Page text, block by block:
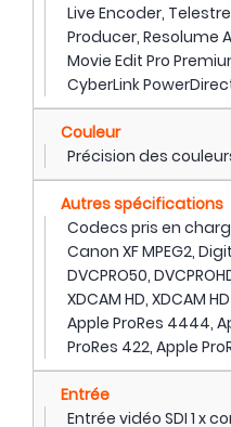
Live Encoder,
Producer, Resolume
Movie Edit Pro
CyberLink
Couleur
Précision des
Autres spécifications
Codecs pris en
Canon XF MPEG2,
DVCPRO50,
XDCAM HD, XDCAM
Apple ProRes 4444,
ProRes 422, Apple
Entrée
Entrée vidéo SDI 1 x